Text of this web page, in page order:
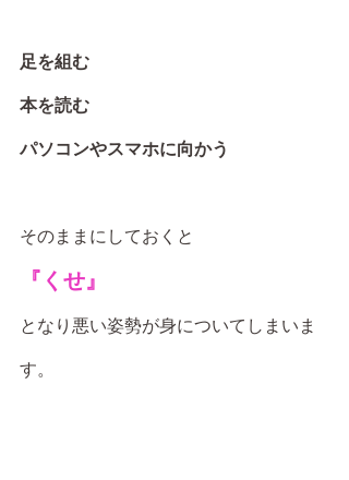
足を組む
本を読む
パソコンやスマホに向かう
そのままにしておくと
『くせ』
となり悪い姿勢が身についてしまいま
す。